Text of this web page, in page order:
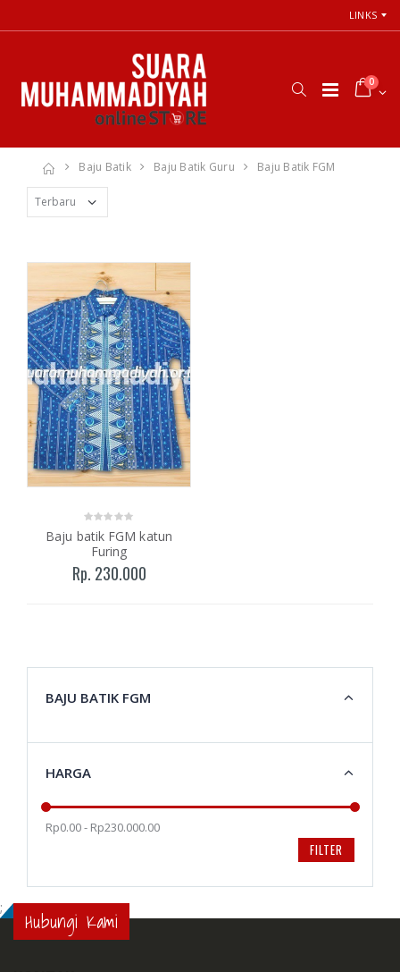
LINKS
0
Baju Batik Baju Batik Guru Baju Batik FGM
Baju batik FGM katun
Furing
Rp. 230.000
BAJU BATIK FGM
HARGA
Rp0.00 - Rp230.000.00
FILTER
; Hubungi Kami